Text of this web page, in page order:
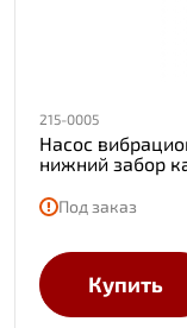
215-0005
Насос
нижний забор
Под заказ
Купить